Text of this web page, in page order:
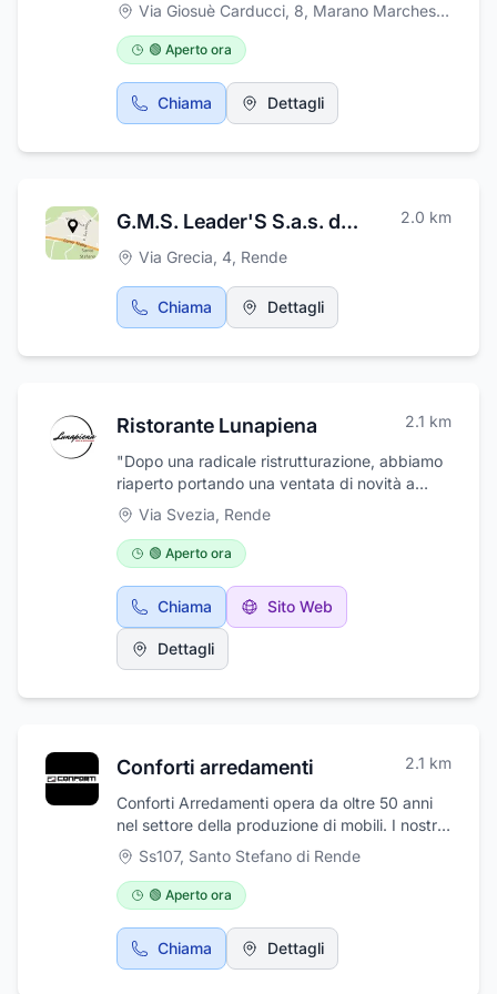
PVC.
Via Giosuè Carducci, 8, Marano Marchesato
🟢 Aperto ora
Chiama Dettagli
G.M.S. Leader'S S.a.s. di Marrelli e C. 2.0 km
Via Grecia, 4, Rende
Chiama Dettagli
Ristorante Lunapiena 2.1 km
"Dopo una radicale ristrutturazione, abbiamo
riaperto portando una ventata di novità a
partire dal nome, ma offrendo la qualità e il
servizio di sempre! Da noi potrete assaporare
la pizza fatta con farine multicereali e poco
raffinate che conservano tutta la fragranza
del grano appena raccolto, pesce fresco ogni
giorno e una selezione di carni che deliziano il
palato! Senza dimenticare i piatti classici e
tipici del posto ...una vera goduria!!!" Siamo a
sosta!
Via Svezia, Rende
🟢 Aperto ora
Chiama Sito Web
Dettagli
Conforti arredamenti 2.1 km
Conforti Arredamenti opera da oltre 50 anni
nel settore della produzione di mobili. I nostri
sono prodotti artigianali con un alto livello di
qualità. Sdiamo specializzati nella produzione
di mobili su misura, per ogni ambiente,
classico e moderno. Realizzazione e
progettazione di cucine componibili o in
muratura, cabine armadio, armadi, camere da
Ss107, Santo Stefano di Rende
🟢 Aperto ora
Chiama Dettagli